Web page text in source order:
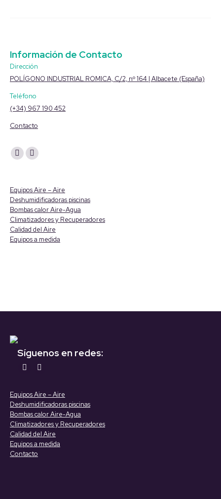
Información de Contacto
Dirección
POLÍGONO INDUSTRIAL ROMICA, C/2, nº 164 | Albacete (España)
Teléfono
(+34) 967 190 452
Contacto
Encuéntranos en:
YouTube
in
new
window
Linkedin
in
new
window
Equipos Aire – Aire
Deshumidificadoras piscinas
Bombas calor Aire-Agua
Climatizadores y Recuperadores
Calidad del Aire
Equipos a medida
Síguenos en redes:
Encuéntranos en:
YouTube
opens
in
new
window
Linkedin
opens
in
new
window
Equipos Aire – Aire
Deshumidificadoras piscinas
Bombas calor Aire-Agua
Climatizadores y Recuperadores
Calidad del Aire
Equipos a medida
Contacto